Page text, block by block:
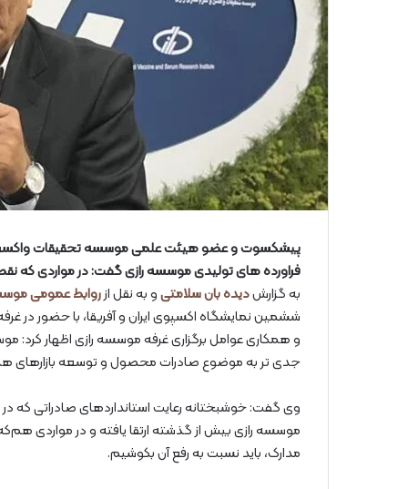
پیشکسوت و عضو هیئت علمی موسسه تحقیقات واکسن و‌
فراورده های تولیدی موسسه رازی گفت: در مواردی که
به گزارشدیده بان سلامتیو به نقل ازروابط عمومی
ششمین نمایشگاه اکسپوی ایران ‌‌و آفریقا، با حضور در
و همکاری عوامل برگزاری غرفه موسسه رازی اظهار
جدی تر به موضوع صادرات محصول و توسعه بازارهای
وی گفت: خوشبختانه رعایت استانداردهای صادراتی که
موسسه رازی بیش از گذشته ارتقا یافته و در مواردی
مدارک، باید نسبت به رفع آن بکوشیم.